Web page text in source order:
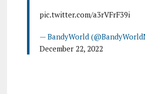
pic.twitter.com/a3rVFrF39i
— BandyWorld
December 22, 2022